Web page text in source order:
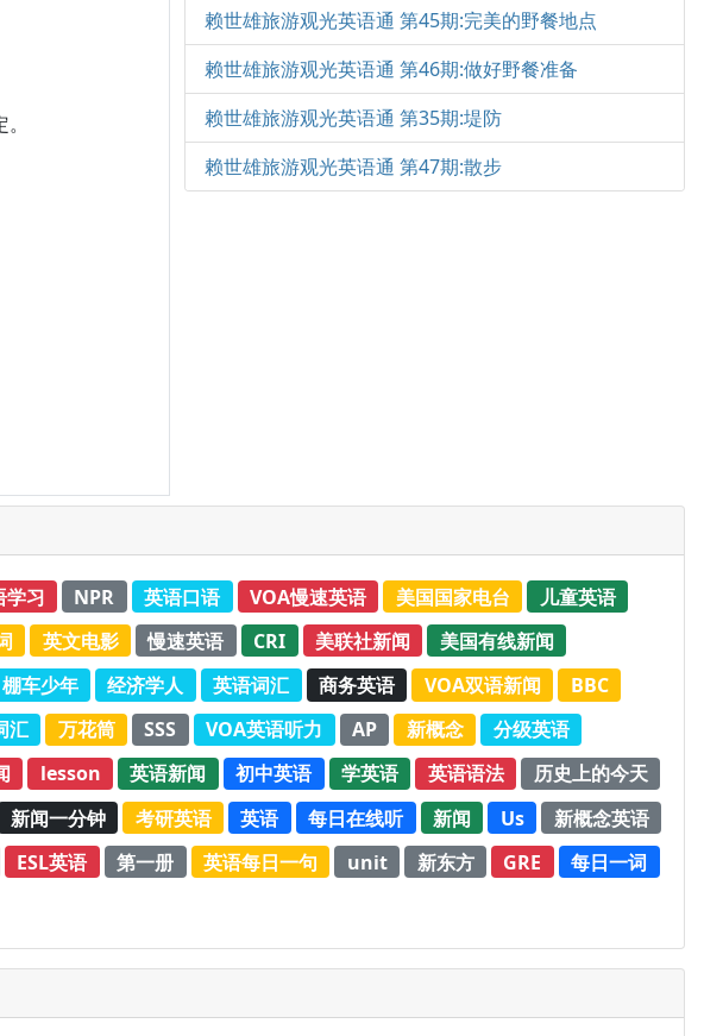
赖世雄旅游观光英语通 第45期:完美的野餐地点
赖世雄旅游观光英语通 第46期:做好野餐准备
赖世雄旅游观光英语通 第35期:堤防
赖世雄旅游观光英语通 第47期:散步
学习 NPR 英语口语 VOA慢速英语 美国国家电台
儿童英语
英文电影 慢速英语 CRI 美联社新闻
美国有线新闻
棚车少年 经济学人 英语词汇 商务英语 VOA双语新闻
BBC
汇 万花筒 SSS VOA英语听力 AP 新概念
分级英语
lesson 英语新闻 初中英语 学英语 英语语法
历史上的今天
新闻一分钟 考研英语 英语 每日在线听 新闻 Us
新概念英语
ESL英语 第一册 英语每日一句 unit 新东方 GRE
每日一词